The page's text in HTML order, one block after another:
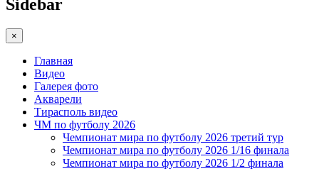
Sidebar
×
Главная
Видео
Галерея фото
Акварели
Тирасполь видео
ЧМ по футболу 2026
Чемпионат мира по футболу 2026 третий тур
Чемпионат мира по футболу 2026 1/16 финала
Чемпионат мира по футболу 2026 1/2 финала